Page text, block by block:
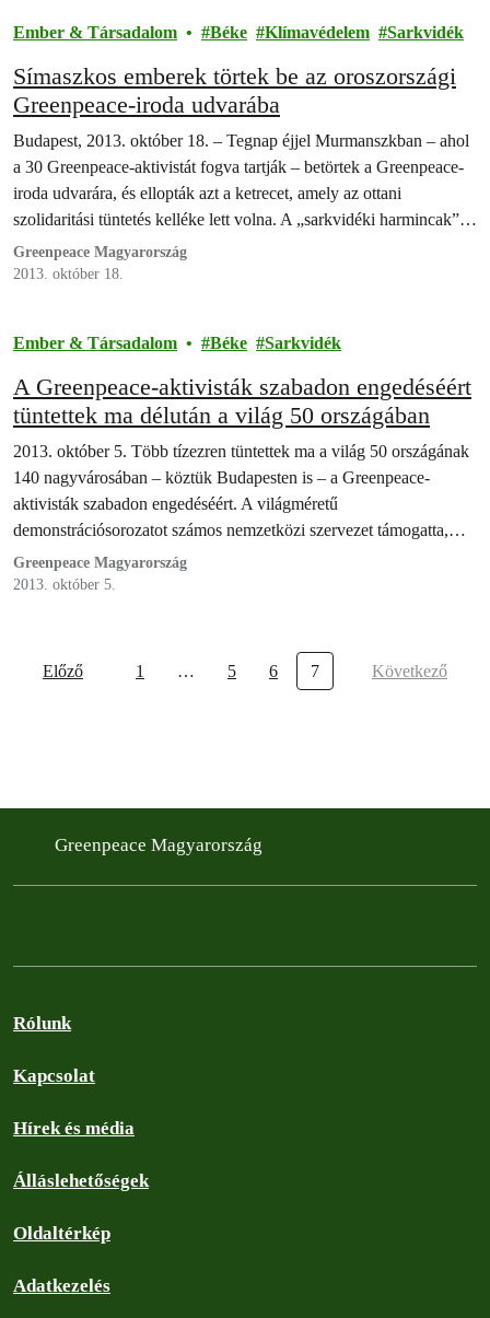
Filtered results
Ember & Társadalom Béke Klímavédelem Sarkvidék
Símaszkos emberek törtek be az oroszországi
Greenpeace-iroda udvarába
Budapest, 2013. október 18. – Tegnap éjjel Murmanszkban – ahol
a 30 Greenpeace-aktivistát fogva tartják – betörtek a Greenpeace-
iroda udvarára, és ellopták azt a ketrecet, amely az ottani
szolidaritási tüntetés kelléke lett volna. A „sarkvidéki harmincak”
30. napjukat töltik börtönben Oroszországban. Ma 36 ország 100
helyszínén közel tízezer ember követeli az azonnali szabadon
Greenpeace Magyarország
2013. október 18.
Ember & Társadalom Béke Sarkvidék
A Greenpeace-aktivisták szabadon engedéséért
tüntettek ma délután a világ 50 országában
2013. október 5. Több tízezren tüntettek ma a világ 50 országának
140 nagyvárosában – köztük Budapesten is – a Greenpeace-
aktivisták szabadon engedéséért. A világméretű
demonstrációsorozatot számos nemzetközi szervezet támogatta,
úgymint az Amnesty International, a WWF és a Föld Barátai.
Greenpeace Magyarország
2013. október 5.
Előző 1 … 5 6 7 Következő
Greenpeace Magyarország
Rólunk
Kapcsolat
Hírek és média
Álláslehetőségek
Oldaltérkép
Adatkezelés